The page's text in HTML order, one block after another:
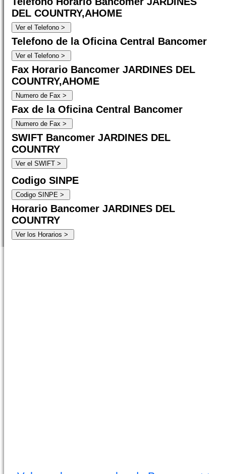
DEL COUNTRY,AHOME
Telefono de la Oficina Central Bancomer
Fax Horario Bancomer JARDINES DEL
COUNTRY,AHOME
Fax de la Oficina Central Bancomer
SWIFT Bancomer JARDINES DEL
COUNTRY
Codigo SINPE
Horario Bancomer JARDINES DEL
COUNTRY